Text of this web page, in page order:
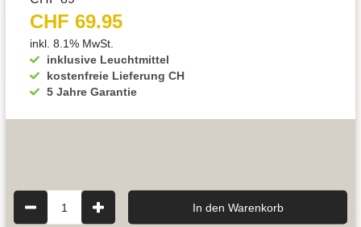
inklusive Leuchtmittel
kostenfreie Lieferung CH
5 Jahre Garantie
CHF 69.95
inkl. 8.1% MwSt.
1 In den Warenkorb